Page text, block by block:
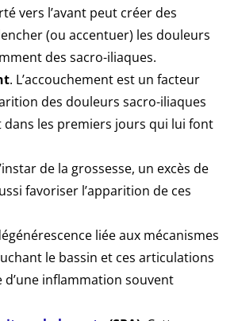
vers l’avant peut créer des
(ou accentuer) les douleurs
des sacro-iliaques.
. L’accouchement est un facteur
des douleurs sacro-iliaques
les premiers jours qui lui font
de la grossesse, un excès de
favoriser l’apparition de ces
liée aux mécanismes
le bassin et ces articulations
d’une inflammation souvent